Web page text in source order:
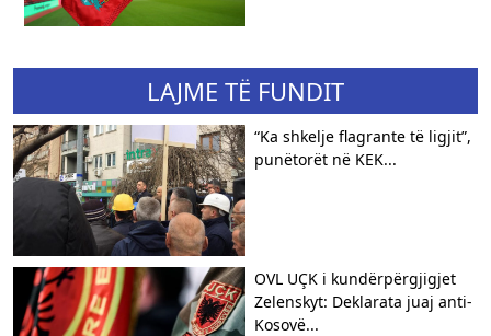
LAJME TË FUNDIT
“Ka shkelje flagrante të ligjit”,
punëtorët në KEK...
OVL UÇK i kundërpërgjigjet
Zelenskyt: Deklarata juaj anti-
Kosovë...